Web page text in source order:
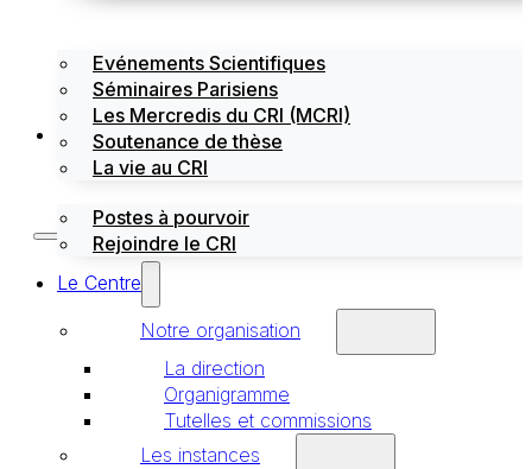
Evénements Scientifiques
Séminaires Parisiens
Les Mercredis du CRI (MCRI)
Soutenance de thèse
La vie au CRI
Emploi / stages
Postes à pourvoir
Rejoindre le CRI
Le Centre
Notre organisation
La direction
Organigramme
Tutelles et commissions
Les instances